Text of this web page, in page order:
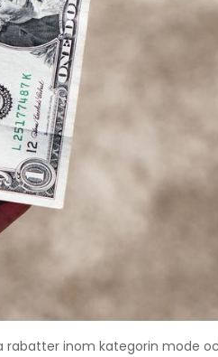
inom kategorin mode